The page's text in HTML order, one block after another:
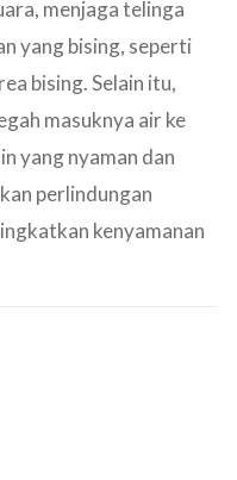
menjaga telinga
yang bising, seperti
bising. Selain itu,
masuknya air ke
yang nyaman dan
perlindungan
kenyamanan